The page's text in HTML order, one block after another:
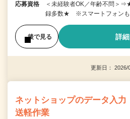
応募資格
＜未経験者OK／年齢不問＞
録多数★ ※スマートフォンも
後で見る 詳
更新日：
ネットショップのデータ入
送軽作業